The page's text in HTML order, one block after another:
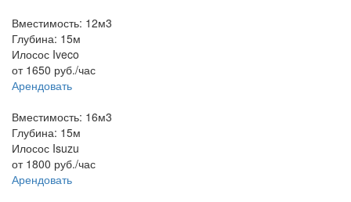
Вместимость: 12м3
Глубина: 15м
Илосос Iveco
от 1650 руб./час
Арендовать
Вместимость: 16м3
Глубина: 15м
Илосос Isuzu
от 1800 руб./час
Арендовать